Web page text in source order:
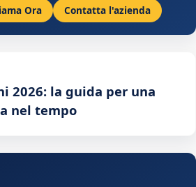
Ora Contatta l'azienda
2026: la guida per una
nel tempo